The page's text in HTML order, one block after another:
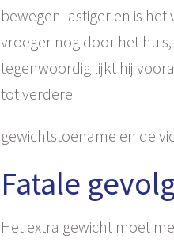
bewegen lastiger en is
vroeger nog door het
tegenwoordig lijkt hij
tot verdere
gewichtstoename en de
Fatale
Het extra gewicht moet